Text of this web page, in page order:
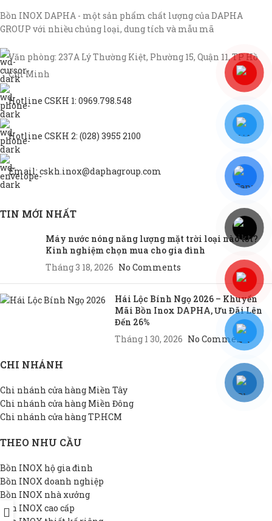
Bồn INOX DAPHA - một sản phẩm chất lượng của DAPHA
GROUP với nhiều chủng loại, dung tích và mẫu mã
Văn phòng: 237A Lý Thường Kiệt, Phường 15, Quận 11, TP Hồ
Chí Minh
Hotline CSKH 1: 0969.798.548
Hotline CSKH 2: (028) 3955 2100
Email: cskh.inox@daphagroup.com
TIN MỚI NHẤT
Máy nước nóng năng lượng mặt trời loại nào tốt?
Kinh nghiệm chọn mua cho gia đình
Tháng 3 18, 2026 No Comments
Hái Lộc Bính Ngọ 2026 – Khuyến
Mãi Bồn Inox DAPHA, Ưu Đãi Lên
Đến 26%
Tháng 1 30, 2026 No Comments
CHI NHÁNH
Chi nhánh cửa hàng Miền Tây
Chi nhánh cửa hàng Miền Đông
Chi nhánh cửa hàng TP.HCM
THEO NHU CẦU
Bồn INOX hộ gia đình
Bồn INOX doanh nghiệp
Bồn INOX nhà xưởng
Bồn INOX cao cấp